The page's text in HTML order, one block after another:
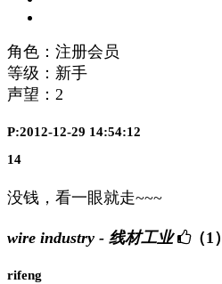
角色：注册会员
等级：新手
声望： 2
P:2012-12-29 14:54:12
14
没钱，看一眼就走~~~
wire industry - 线材工业 （1）
rifeng